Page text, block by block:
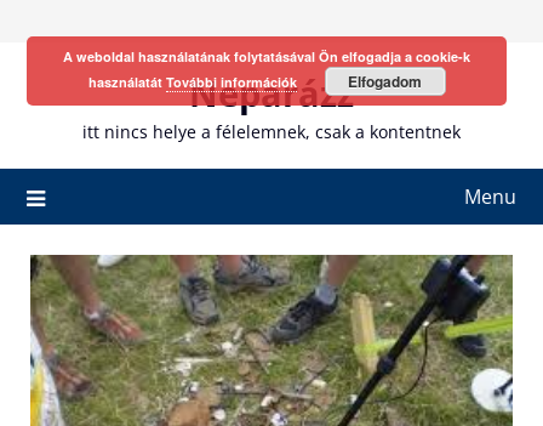
Neparázz
itt nincs helye a félelemnek, csak a kontentnek
Menu
A weboldal használatának folytatásával Ön elfogadja a cookie-k
használatát További információk Elfogadom